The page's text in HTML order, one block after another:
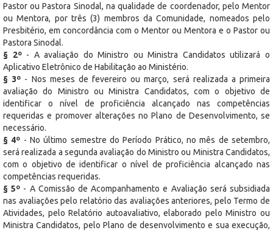
Pastor ou Pastora Sinodal, na qualidade de coordenador, pelo Mentor
ou Mentora, por três (3) membros da Comunidade, nomeados pelo
Presbitério, em concordância com o Mentor ou Mentora e o Pastor ou
Pastora Sinodal.
§ 2º - A avaliação do Ministro ou Ministra Candidatos utilizará o
Aplicativo Eletrônico de Habilitação ao Ministério.
§ 3º - Nos meses de fevereiro ou março, será realizada a primeira
avaliação do Ministro ou Ministra Candidatos, com o objetivo de
identificar o nível de proficiência alcançado nas competências
requeridas e promover alterações no Plano de Desenvolvimento, se
necessário.
§ 4º - No último semestre do Período Prático, no mês de setembro,
será realizada a segunda avaliação do Ministro ou Ministra Candidatos,
com o objetivo de identificar o nível de proficiência alcançado nas
competências requeridas.
§ 5º - A Comissão de Acompanhamento e Avaliação será subsidiada
nas avaliações pelo relatório das avaliações anteriores, pelo Termo de
Atividades, pelo Relatório autoavaliativo, elaborado pelo Ministro ou
Ministra Candidatos, pelo Plano de desenvolvimento e sua execução,